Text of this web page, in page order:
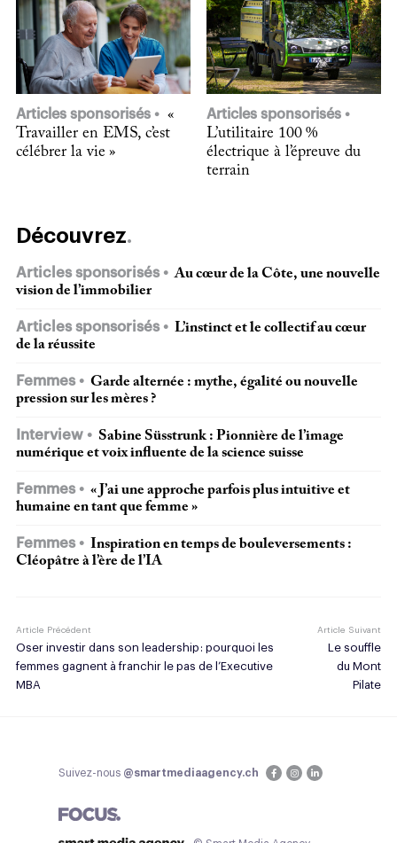
Articles sponsorisés
«
Travailler en EMS, c’est
célébrer la vie »
Articles sponsorisés
L’utilitaire 100 %
électrique à l’épreuve du
terrain
Découvrez
Articles sponsorisés
Au cœur de la Côte, une nouvelle
vision de l’immobilier
Articles sponsorisés
L’instinct et le collectif au cœur
de la réussite
Femmes
Garde alternée : mythe, égalité ou nouvelle
pression sur les mères ?
Interview
Sabine Süsstrunk : Pionnière de l’image
numérique et voix influente de la science suisse
Femmes
« J’ai une approche parfois plus intuitive et
humaine en tant que femme »
Femmes
Inspiration en temps de bouleversements :
Cléopâtre à l’ère de l’IA
Article Précédent
Oser investir dans son leadership : pourquoi les
femmes gagnent à franchir le pas de l’Executive
MBA
Article Suivant
Le souffle
du Mont
Pilate
Suivez-nous @smartmediaagency.ch